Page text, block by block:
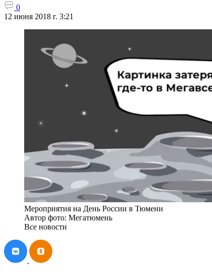
0
12 июня 2018 г. 3:21
Мероприятия на День России в Тюмени
Автор фото: Мегатюмень
Все новости